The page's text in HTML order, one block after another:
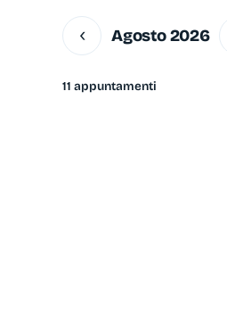
‹ Agosto 2026
11 appuntamenti